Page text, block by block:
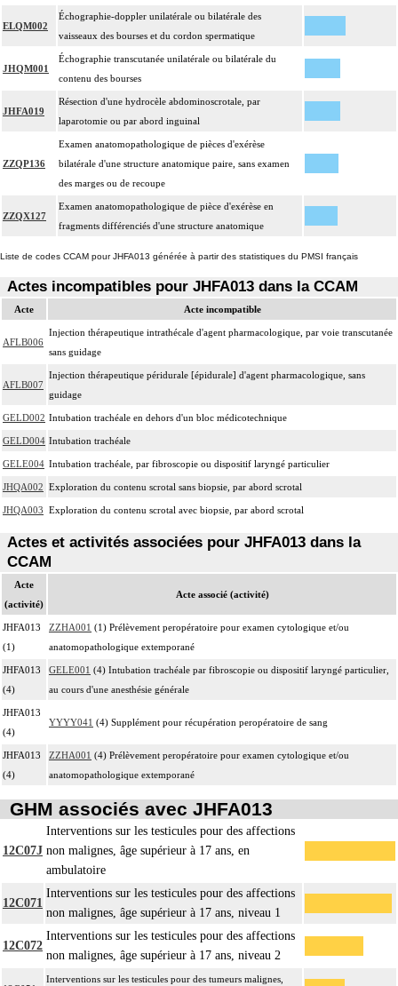
ELQM002
Échographie-doppler unilatérale ou bilatérale des
vaisseaux des bourses et du cordon spermatique
JHQM001
Échographie transcutanée unilatérale ou bilatérale du
contenu des bourses
JHFA019
Résection d'une hydrocèle abdominoscrotale, par
laparotomie ou par abord inguinal
ZZQP136
Examen anatomopathologique de pièces d'exérèse
bilatérale d'une structure anatomique paire, sans examen
des marges ou de recoupe
ZZQX127
Examen anatomopathologique de pièce d'exérèse en
fragments différenciés d'une structure anatomique
Liste de codes CCAM pour JHFA013 générée à partir des statistiques du PMSI français
Actes incompatibles pour JHFA013 dans la CCAM
Acte Acte incompatible
AFLB006
Injection thérapeutique intrathécale d'agent pharmacologique, par voie transcutanée
sans guidage
AFLB007
Injection thérapeutique péridurale [épidurale] d'agent pharmacologique, sans
guidage
GELD002 Intubation trachéale en dehors d'un bloc médicotechnique
GELD004 Intubation trachéale
GELE004 Intubation trachéale, par fibroscopie ou dispositif laryngé particulier
JHQA002 Exploration du contenu scrotal sans biopsie, par abord scrotal
JHQA003 Exploration du contenu scrotal avec biopsie, par abord scrotal
Actes et activités associées pour JHFA013 dans la
CCAM
Acte
(activité)
Acte associé (activité)
JHFA013
(1)
ZZHA001 (1) Prélèvement peropératoire pour examen cytologique et/ou
anatomopathologique extemporané
JHFA013
(4)
GELE001 (4) Intubation trachéale par fibroscopie ou dispositif laryngé particulier,
au cours d'une anesthésie générale
JHFA013
(4)
YYYY041 (4) Supplément pour récupération peropératoire de sang
JHFA013
(4)
ZZHA001 (4) Prélèvement peropératoire pour examen cytologique et/ou
anatomopathologique extemporané
GHM associés avec JHFA013
12C07J
Interventions sur les testicules pour des affections
non malignes, âge supérieur à 17 ans, en
ambulatoire
12C071
Interventions sur les testicules pour des affections
non malignes, âge supérieur à 17 ans, niveau 1
12C072
Interventions sur les testicules pour des affections
non malignes, âge supérieur à 17 ans, niveau 2
Interventions sur les testicules pour des tumeurs malignes,